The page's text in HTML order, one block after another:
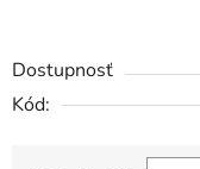
Dostupnosť
Kód: